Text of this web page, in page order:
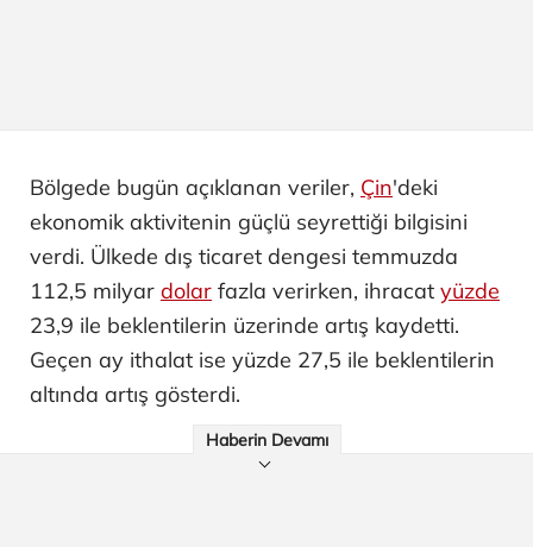
Bölgede bugün açıklanan veriler, Çin'deki
ekonomik aktivitenin güçlü seyrettiği bilgisini
verdi. Ülkede dış ticaret dengesi temmuzda
112,5 milyar dolar fazla verirken, ihracat yüzde
23,9 ile beklentilerin üzerinde artış kaydetti.
Geçen ay ithalat ise yüzde 27,5 ile beklentilerin
altında artış gösterdi.
Haberin Devamı